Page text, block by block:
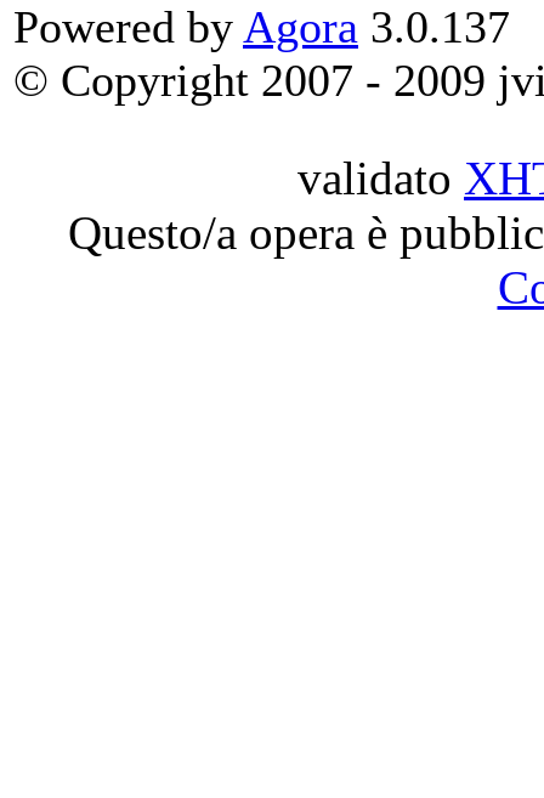
Powered by Agora 3.0.137
© Copyright 2007 - 2009
validato
Questo/a opera è